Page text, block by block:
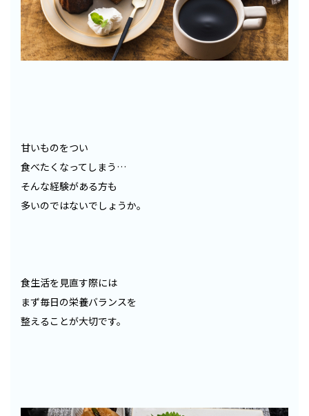
甘いものをつい
食べたくなってしまう…
そんな経験がある方も
多いのではないでしょうか。
食生活を見直す際には
まず毎日の栄養バランスを
整えることが大切です。